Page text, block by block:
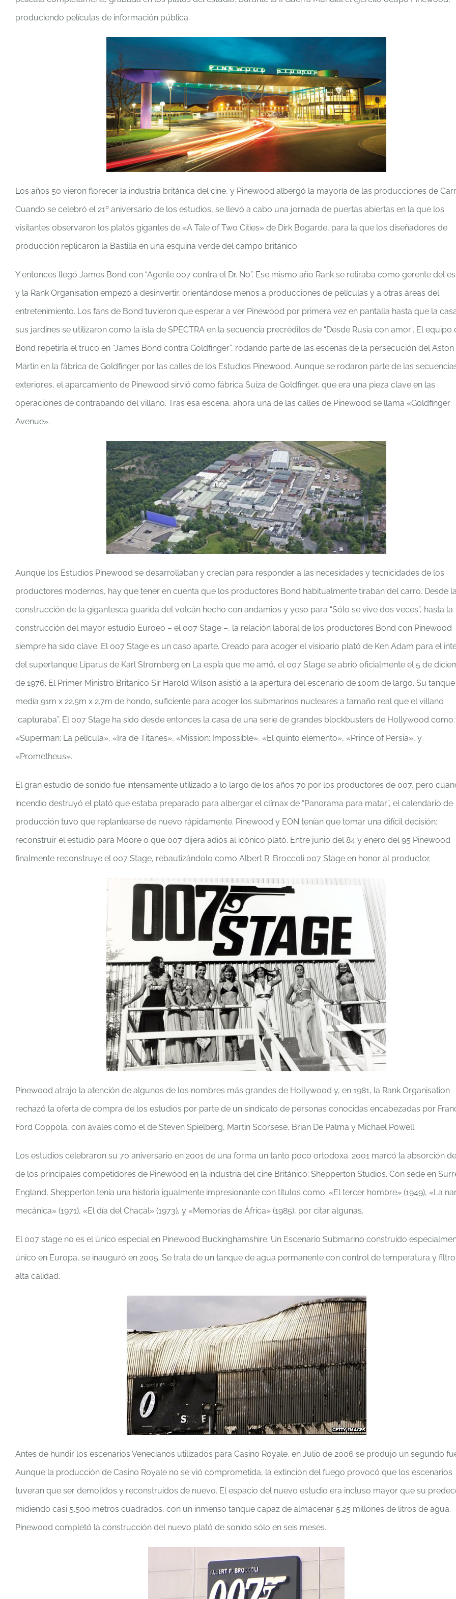
produciendo películas de información pública.
Los años 50 vieron florecer la industria británica del cine, y Pinewood albergó la mayoría de las producciones de
Cuando se celebró el 21º aniversario de los estudios, se llevó a cabo una jornada de puertas abiertas en la que los
visitantes observaron los platós gigantes de «A Tale of Two Cities» de Dirk Bogarde, para la que los diseñadores de
producción replicaron la Bastilla en una esquina verde del campo británico.
Y entonces llegó James Bond con “Agente 007 contra el Dr. No”. Ese mismo año Rank se retiraba como gerente del
y la Rank Organisation empezó a desinvertir, orientándose menos a producciones de películas y a otras áreas del
entretenimiento. Los fans de Bond tuvieron que esperar a ver Pinewood por primera vez en pantalla hasta que la
sus jardines se utilizaron como la isla de SPECTRA en la secuencia precréditos de “Desde Rusia con amor”. El equipo
Bond repetiría el truco en “James Bond contra Goldfinger”, rodando parte de las escenas de la persecución del Aston
Martin en la fábrica de Goldfinger por las calles de los Estudios Pinewood. Aunque se rodaron parte de las
exteriores, el aparcamiento de Pinewood sirvió como fábrica Suiza de Goldfinger, que era una pieza clave en las
operaciones de contrabando del villano. Tras esa escena, ahora una de las calles de Pinewood se llama «Goldfinger
Avenue».
Aunque los Estudios Pinewood se desarrollaban y crecían para responder a las necesidades y tecnicidades de los
productores modernos, hay que tener en cuenta que los productores Bond habitualmente tiraban del carro. Desde
construcción de la gigantesca guarida del volcán hecho con andamios y yeso para “Sólo se vive dos veces”, hasta la
construcción del mayor estudio Euroeo – el 007 Stage –, la relación laboral de los productores Bond con Pinewood
siempre ha sido clave. El 007 Stage es un caso aparte. Creado para acoger el visioario plató de Ken Adam para el
del supertanque Liparus de Karl Stromberg en La espía que me amó, el 007 Stage se abrió oficialmente el 5 de
de 1976. El Primer Ministro Británico Sir Harold Wilson asistió a la apertura del escenario de 100m de largo. Su tanque
medía 91m x 22.5m x 2.7m de hondo, suficiente para acoger los submarinos nucleares a tamaño real que el villano
“capturaba”. El 007 Stage ha sido desde entonces la casa de una serie de grandes blockbusters de Hollywood como:
«Superman: La película», «Ira de Titanes», «Mission: Impossible», «El quinto elemento», «Prince of Persia», y
«Prometheus».
El gran estudio de sonido fue intensamente utilizado a lo largo de los años 70 por los productores de 007, pero
incendio destruyó el plató que estaba preparado para albergar el clímax de “Panorama para matar”, el calendario de
producción tuvo que replantearse de nuevo rápidamente. Pinewood y EON tenían que tomar una difícil decisión:
reconstruir el estudio para Moore o que 007 dijera adiós al icónico plató. Entre junio del 84 y enero del 95 Pinewood
finalmente reconstruye el 007 Stage, rebautizándolo como Albert R. Broccoli 007 Stage en honor al productor.
Pinewood atrajo la atención de algunos de los nombres más grandes de Hollywood y, en 1981, la Rank Organisation
rechazó la oferta de compra de los estudios por parte de un sindicato de personas conocidas encabezadas por
Ford Coppola, con avales como el de Steven Spielberg, Martin Scorsese, Brian De Palma y Michael Powell.
Los estudios celebraron su 70 aniversario en 2001 de una forma un tanto poco ortodoxa. 2001 marcó la absorción
de los principales competidores de Pinewood en la industria del cine Británico: Shepperton Studios. Con sede en
England, Shepperton tenía una historia igualmente impresionante con títulos como: «El tercer hombre» (1949), «La
mecánica» (1971), «El día del Chacal» (1973), y «Memorias de África» (1985), por citar algunas.
El 007 stage no es el único especial en Pinewood Buckinghamshire. Un Escenario Submarino construido
único en Europa, se inauguró en 2005. Se trata de un tanque de agua permanente con control de temperatura y
alta calidad.
Antes de hundir los escenarios Venecianos utilizados para Casino Royale, en Julio de 2006 se produjo un segundo
Aunque la producción de Casino Royale no se vió comprometida, la extinción del fuego provocó que los escenarios
tuveran que ser demolidos y reconstruidos de nuevo. El espacio del nuevo estudio era incluso mayor que su
midiendo casi 5.500 metros cuadrados, con un inmenso tanque capaz de almacenar 5.25 millones de litros de agua.
Pinewood completó la construcción del nuevo plató de sonido sólo en seis meses.